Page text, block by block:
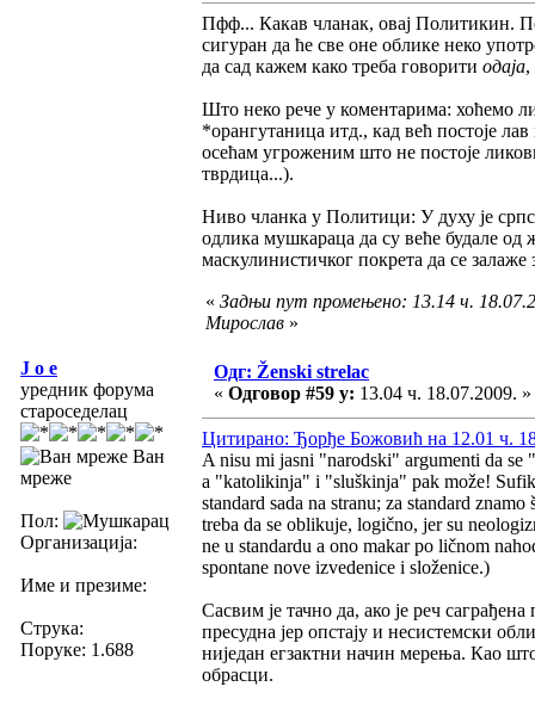
Пфф... Какав чланак, овај Политикин.
сигуран да ће све оне облике неко
да сад кажем како треба говорити одаја,
Што неко рече у коментарима: хоћемо
*орангутаница итд., кад већ постоје
осећам угроженим што не постоје
тврдица...).
Ниво чланка у Политици: У духу је
одлика мушкараца да су веће будале
маскулинистичког покрета да се залаже
« Задњи пут промењено: 13.14 ч.
Мирослав »
J o e
уредник форума
староседелац
Ван
мреже
Пол:
Организација:
Име и презиме:
Струка:
Поруке: 1.688
Одг: Ženski strelac
« Одговор #59 у: 13.04 ч. 18.07.2009. »
Цитирано: Ђорђе Божовић на 12.01 ч.
A nisu mi jasni "narodski" argumenti da
a "katolikinja" i "sluškinja" pak može!
standard sada na stranu; za standard
treba da se oblikuje, logično, jer su
ne u standardu a ono makar po ličnom
spontane nove izvedenice i složenice.)
Сасвим је тачно да, ако је реч
пресудна јер опстају и несистемски
ниједан егзактни начин мерења. Као
обрасци.